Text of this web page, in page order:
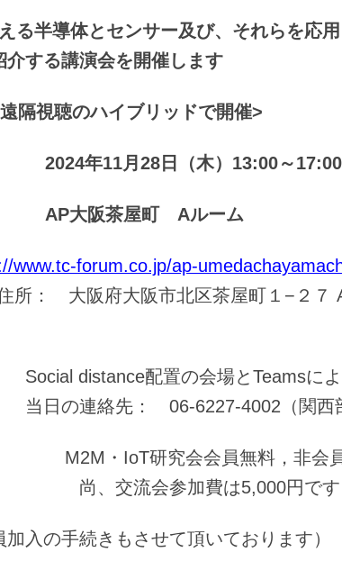
る半導体とセンサー及び、それらを応
介する講演会を開催します
隔視聴のハイブリッドで開催>
年11月28日（木）13:00～17:00
大阪茶屋町 Aルーム
www.tc-forum.co.jp/ap-
府大阪市北区茶屋町１−２７
配置の会場とTeamsによ
先： 06-6227-4002（関西部
・IoT研究会会員無料，非会員
会参加費は5,000円です
加入の手続きもさせて頂いております）